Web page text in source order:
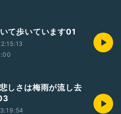
て歩いています01
しさは梅雨が流し去